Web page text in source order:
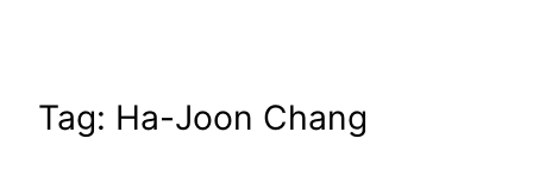
Tag: Ha-Joon Chang